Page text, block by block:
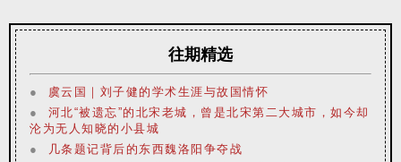
往期精选
●
虞云国｜刘子健的学术生涯与故国情怀
● 河北“被遗忘”的北宋老城，曾是北宋第二大城市，如今却
沦为无人知晓的小县城
●
几条题记背后的东西魏洛阳争夺战